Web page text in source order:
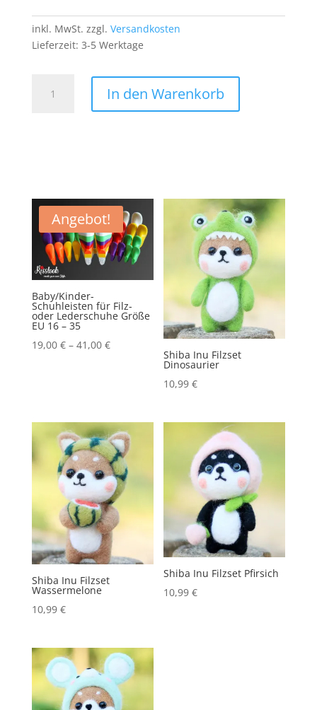
inkl. MwSt. zzgl. Versandkosten
Lieferzeit: 3-5 Werktage
Text
Spruch
Fick
Dich
Menge
In den Warenkorb
Angebot!
Baby/Kinder-
Schuhleisten für Filz-
oder Lederschuhe Größe
EU 16 – 35
19,00 €– 41,00 €
Shiba Inu Filzset
Dinosaurier
10,99€
Shiba Inu Filzset
Wassermelone
10,99 €
Shiba Inu Filzset Pfirsich
10,99€